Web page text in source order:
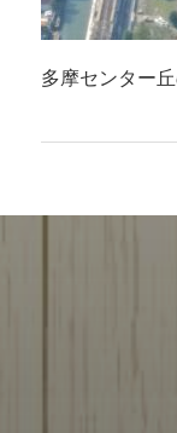
多摩センター